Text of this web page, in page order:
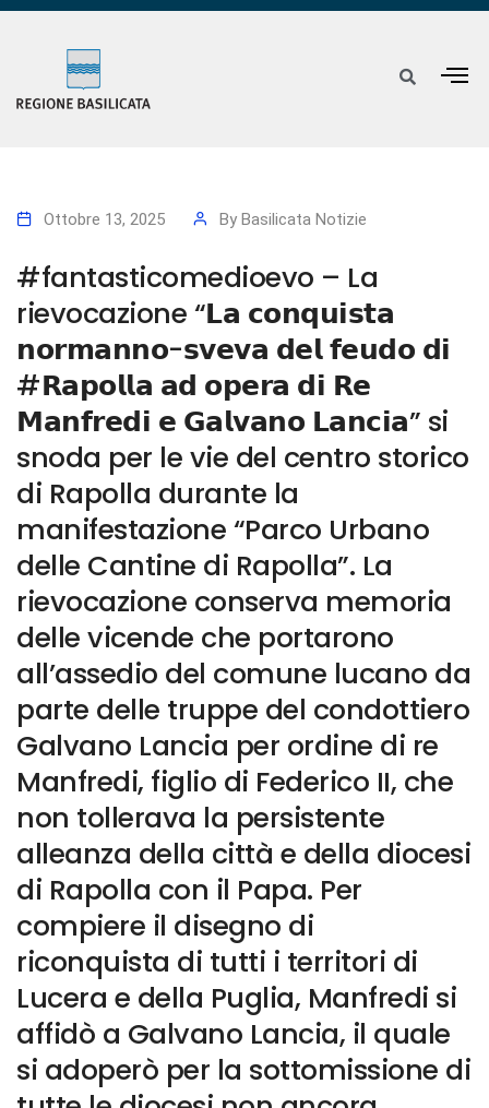
Ottobre 13, 2025 By Basilicata Notizie
#fantasticomedioevo – La
rievocazione “𝗟𝗮 𝗰𝗼𝗻𝗾𝘂𝗶𝘀𝘁𝗮
𝗻𝗼𝗿𝗺𝗮𝗻𝗻𝗼-𝘀𝘃𝗲𝘃𝗮 𝗱𝗲𝗹 𝗳𝗲𝘂𝗱𝗼 𝗱𝗶
#𝗥𝗮𝗽𝗼𝗹𝗹𝗮 𝗮𝗱 𝗼𝗽𝗲𝗿𝗮 𝗱𝗶 𝗥𝗲
𝗠𝗮𝗻𝗳𝗿𝗲𝗱𝗶 𝗲 𝗚𝗮𝗹𝘃𝗮𝗻𝗼 𝗟𝗮𝗻𝗰𝗶𝗮” si
snoda per le vie del centro storico
di Rapolla durante la
manifestazione “Parco Urbano
delle Cantine di Rapolla”. La
rievocazione conserva memoria
delle vicende che portarono
all’assedio del comune lucano da
parte delle truppe del condottiero
Galvano Lancia per ordine di re
Manfredi, figlio di Federico II, che
non tollerava la persistente
alleanza della città e della diocesi
di Rapolla con il Papa. Per
compiere il disegno di
riconquista di tutti i territori di
Lucera e della Puglia, Manfredi si
affidò a Galvano Lancia, il quale
si adoperò per la sottomissione di